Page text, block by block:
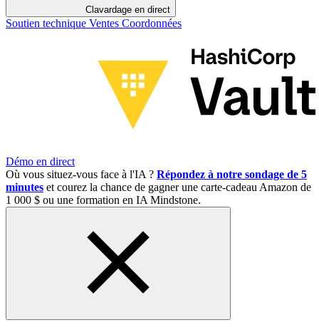
Clavardage en direct
Soutien technique Ventes Coordonnées
Démo en direct
Où vous situez-vous face à l'IA ? Répondez à notre sondage de 5
minutes et courez la chance de gagner une carte-cadeau Amazon de
1 000 $ ou une formation en IA Mindstone.